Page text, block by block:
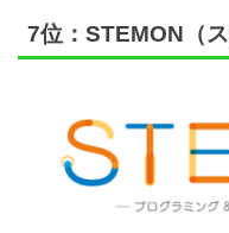
7位：STEMON（